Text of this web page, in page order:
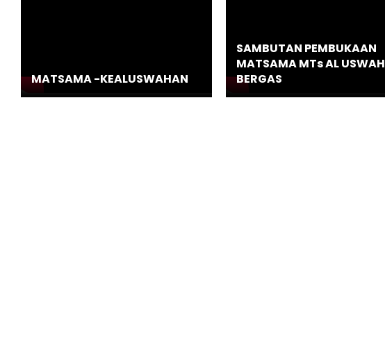
MATSAMA -KEALUSWAHAN
SAMBUTAN PEMBUKAAN
MATSAMA MTs AL USWAH
BERGAS